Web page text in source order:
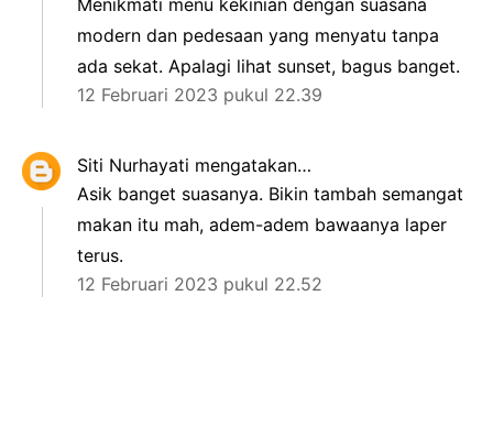
modern dan pedesaan yang menyatu tanpa
ada sekat. Apalagi lihat sunset, bagus banget.
12 Februari 2023 pukul 22.39
Siti Nurhayati mengatakan…
Asik banget suasanya. Bikin tambah semangat
makan itu mah, adem-adem bawaanya laper
terus.
12 Februari 2023 pukul 22.52